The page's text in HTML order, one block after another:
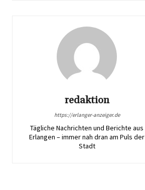
redaktion
https://erlanger-anzeiger.de
Tägliche Nachrichten und Berichte aus
Erlangen – immer nah dran am Puls der
Stadt